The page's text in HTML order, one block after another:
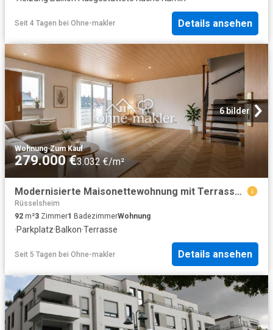
Seit 4 Tagen bei Ohne-makler Details ansehen
6 bilder
Wohnung·Zum Kauf
279.000 €3.032 €/m²
Modernisierte Maisonettewohnung mit Terrasse und Stellplatz
Rüsselsheim
92 m²3 Zimmer1 BadezimmerWohnung
·Parkplatz·Balkon·Terrasse
Seit 5 Tagen bei Ohne-makler Details ansehen